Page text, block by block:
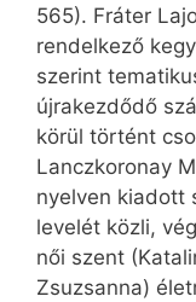
565). Fráter
rendelkező
szerint
újrakezdődő
körül történt
Lanczkoronay
nyelven kiadott
levelét közli,
női szent
Zsuzsanna)